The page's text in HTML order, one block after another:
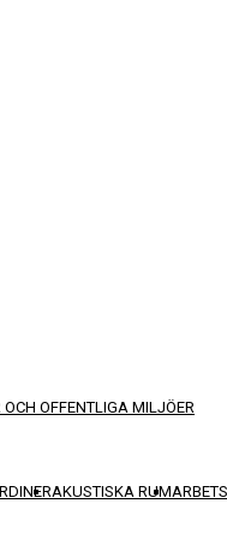
OFFENTLIGA MILJÖER
AKUSTISKA RUM